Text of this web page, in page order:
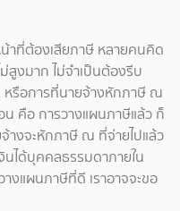
หน้าที่ต้องเสียภาษี หลายคนคิด
สูงมาก ไม่จำเป็นต้องรีบ
รือการที่นายจ้างหักภาษี ณ
น คือ การวางแผนภาษีแล้ว ก็
างจะหักภาษี ณ ที่จ่ายไปแล้ว
ได้บุคคลธรรมดาภายใน
งแผนภาษีที่ดี เราอาจจะขอ